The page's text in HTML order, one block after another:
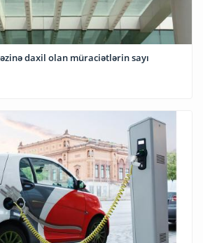
daxil olan müraciətlərin sayı